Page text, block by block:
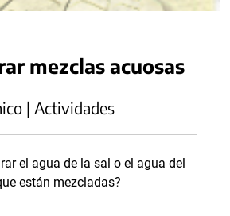
mezclas acuosas
| Actividades
el agua de la sal o el agua del
están mezcladas?